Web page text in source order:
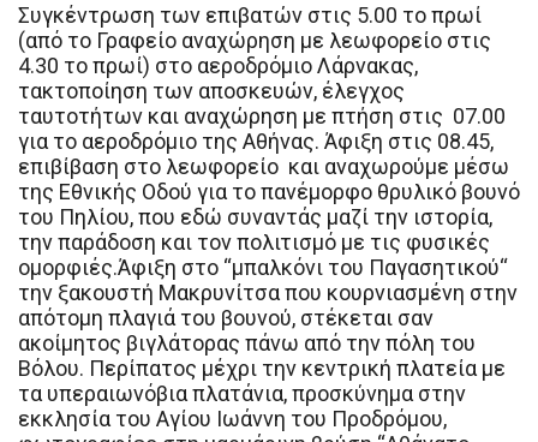
Συγκέντρωση των επιβατών στις 5.00 το πρωί
(από το Γραφείο αναχώρηση με λεωφορείο στις
4.30 το πρωί) στο αεροδρόμιο Λάρνακας,
τακτοποίηση των αποσκευών, έλεγχος
ταυτοτήτων και αναχώρηση με πτήση στις 07.00
για το αεροδρόμιο της Αθήνας. Άφιξη στις 08.45,
επιβίβαση στο λεωφορείο και αναχωρούμε μέσω
της Εθνικής Οδού για το πανέμορφο θρυλικό βουνό
του Πηλίου, που εδώ συναντάς μαζί την ιστορία,
την παράδοση και τον πολιτισμό με τις φυσικές
ομορφιές.Άφιξη στο ‘‘μπαλκόνι του Παγασητικού‘‘
την ξακουστή Μακρυνίτσα που κουρνιασμένη στην
απότομη πλαγιά του βουνού, στέκεται σαν
ακοίμητος βιγλάτορας πάνω από την πόλη του
Βόλου. Περίπατος μέχρι την κεντρική πλατεία με
τα υπεραιωνόβια πλατάνια, προσκύνημα στην
εκκλησία του Αγίου Ιωάννη του Προδρόμου,